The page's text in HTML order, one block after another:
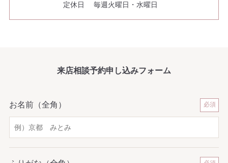
定休日 毎週火曜日・水曜日
来店相談予約申し込みフォーム
お名前（全角）